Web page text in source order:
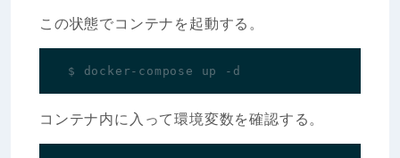
この状態でコンテナを起動する。
コンテナ内に入って環境変数を確認する。